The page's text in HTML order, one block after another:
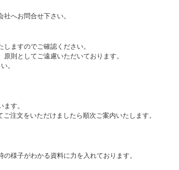
へお問合せ下さい。
ますのでご確認ください。
則としてご遠慮いただいております。
。
す。
注文をいただけましたら順次ご案内いたします。
様子がわかる資料に力を入れております。